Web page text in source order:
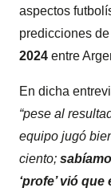
aspectos
predicciones
2024 entre
En dicha
“pese al
equipo jugó
ciento;
‘profe’ vió